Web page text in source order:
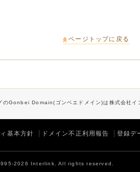
ページトップに戻る
Gonbei Domain(ゴンベエドメイン)は株式会社イ
基本方針 ドメイン不正利用報告 登録デ
2026 Interlink. All rights reserved.